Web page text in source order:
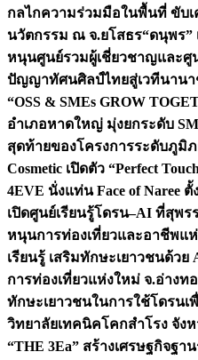
กลไกความร่วมมือในพื้นที่ ขับ
นวัตกรรม ณ จ.ยโสธร“ดนุพร”
หนุนศูนย์รวมผู้เชี่ยวชาญและศู
ปัญญาทัศนศิลป์ไทยสู่เวทีนานา
“OSS & SMEs GROW
อำเภอหาดใหญ่ มุ่งยกระดับ
สุดท้ายของโครงการระดับภูมิ
Cosmetic เปิดตัว “Perfect
4EVE นั่งแท่น Face of Naree
เปิดศูนย์เรียนรู้โดรน–AI ที่สุพ
หนุนการท่องเที่ยวและอาชีพแ
เรียนรู้ เสริมทักษะเยาวชนด้วย
การท่องเที่ยวแห่งใหม่ จ.อ่างท
ทักษะเยาวชนในการใช้โดรนเ
วิทยาลัยเทคนิคโคกสำโรง จัง
“THE 3Ea” สร้างเศรษฐกิจฐา